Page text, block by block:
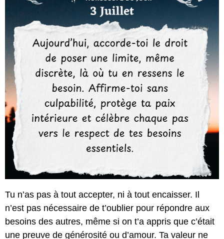
Tu n’as pas à tout accepter, ni à tout encaisser. Il
n’est pas nécessaire de t’oublier pour répondre aux
besoins des autres, même si on t’a appris que c’était
une preuve de générosité ou d’amour. Ta valeur ne